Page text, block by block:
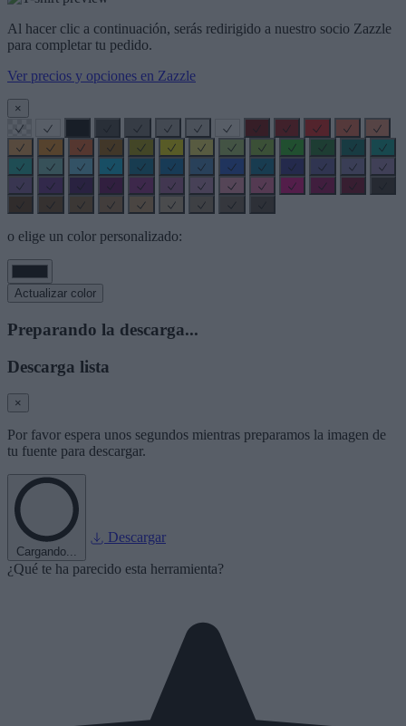
Al hacer clic a continuación, serás redirigido a nuestro socio Zazzle
para completar tu pedido.
Ver precios y opciones en Zazzle
×
o elige un color personalizado:
Actualizar color
Preparando la descarga...
Descarga lista
×
Por favor espera unos segundos mientras preparamos la imagen de
tu fuente para descargar.
Cargando...
Descargar
¿Qué te ha parecido esta herramienta?